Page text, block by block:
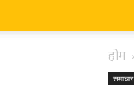
होम
समाचार